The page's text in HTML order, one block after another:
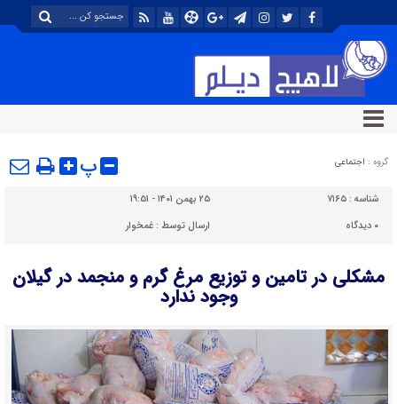
گروه : اجتماعی پ
شناسه : ۷۱۶۵
۲۵ بهمن ۱۴۰۱ - ۱۹:۵۱
۰ دیدگاه ارسال توسط :غمخوار
مشکلی در تامین و توزیع مرغ گرم و منجمد در گیلان
وجود ندارد